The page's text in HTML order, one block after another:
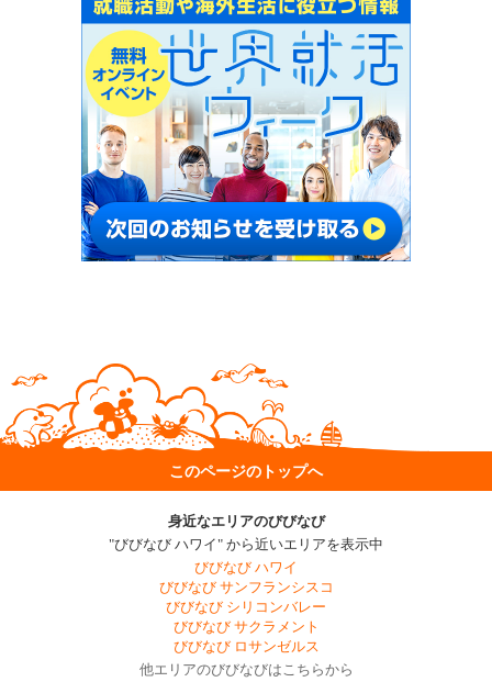
このページのトップへ
身近なエリアのびびなび
"びびなび ハワイ" から近いエリアを表示中
びびなび ハワイ
びびなび サンフランシスコ
びびなび シリコンバレー
びびなび サクラメント
びびなび ロサンゼルス
他エリアのびびなびはこちらから